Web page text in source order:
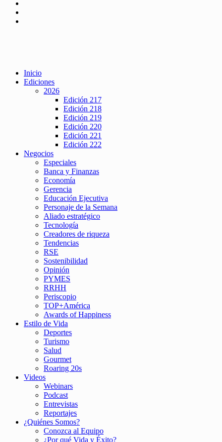
Inicio
Ediciones
2026
Edición 217
Edición 218
Edición 219
Edición 220
Edición 221
Edición 222
Negocios
Especiales
Banca y Finanzas
Economía
Gerencia
Educación Ejecutiva
Personaje de la Semana
Aliado estratégico
Tecnología
Creadores de riqueza
Tendencias
RSE
Sostenibilidad
Opinión
PYMES
RRHH
Periscopio
TOP+América
Awards of Happiness
Estilo de Vida
Deportes
Turismo
Salud
Gourmet
Roaring 20s
Videos
Webinars
Podcast
Entrevistas
Reportajes
¿Quiénes Somos?
Conozca al Equipo
¿Por qué Vida y Éxito?